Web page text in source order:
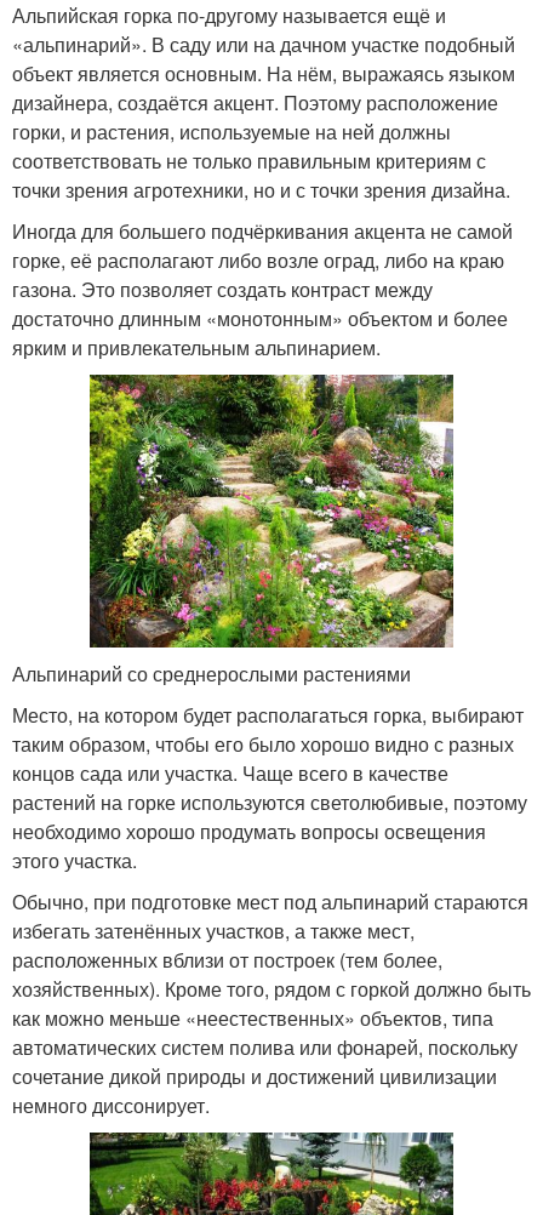
Альпийская горка по-другому называется ещё и
«альпинарий». В саду или на дачном участке подобный
объект является основным. На нём, выражаясь языком
дизайнера, создаётся акцент. Поэтому расположение
горки, и растения, используемые на ней должны
соответствовать не только правильным критериям с
точки зрения агротехники, но и с точки зрения дизайна.
Иногда для большего подчёркивания акцента не самой
горке, её располагают либо возле оград, либо на краю
газона. Это позволяет создать контраст между
достаточно длинным «монотонным» объектом и более
ярким и привлекательным альпинарием.
Альпинарий со среднерослыми растениями
Место, на котором будет располагаться горка, выбирают
таким образом, чтобы его было хорошо видно с разных
концов сада или участка. Чаще всего в качестве
растений на горке используются светолюбивые, поэтому
необходимо хорошо продумать вопросы освещения
этого участка.
Обычно, при подготовке мест под альпинарий стараются
избегать затенённых участков, а также мест,
расположенных вблизи от построек (тем более,
хозяйственных). Кроме того, рядом с горкой должно быть
как можно меньше «неестественных» объектов, типа
автоматических систем полива или фонарей, поскольку
сочетание дикой природы и достижений цивилизации
немного диссонирует.